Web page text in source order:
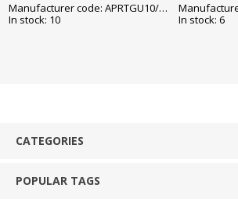
Manufacturer code: APRTGU10/P1/1/B
In stock: 10
In stock: 6
CATEGORIES
POPULAR TAGS